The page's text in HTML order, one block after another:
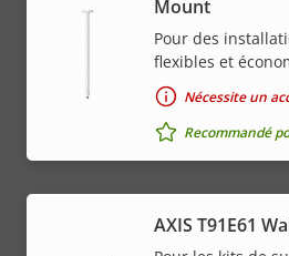
Mount
Pour des
flexibles et
Nécessite un
Recommandé
AXIS T91E61